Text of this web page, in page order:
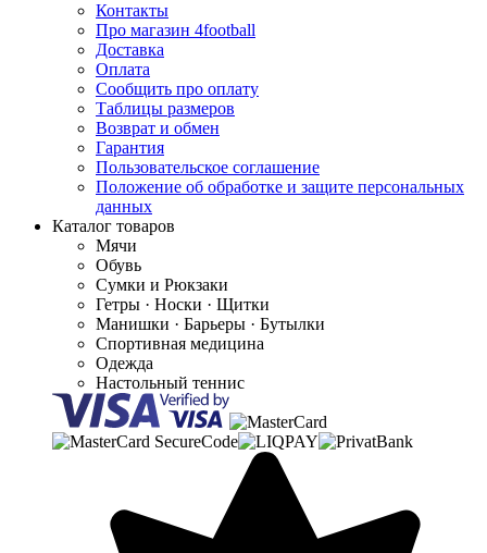
Контакты
Про магазин 4football
Доставка
Оплата
Сообщить про оплату
Таблицы размеров
Возврат и обмен
Гарантия
Пользовательское соглашение
Положение об обработке и защите персональных
данных
Каталог товаров
Мячи
Обувь
Сумки и Рюкзаки
Гетры · Носки · Щитки
Манишки · Барьеры · Бутылки
Спортивная медицина
Одежда
Настольный теннис